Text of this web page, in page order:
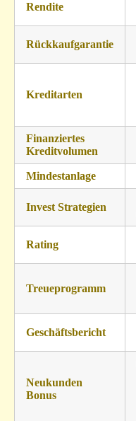
Rendite
Rückkaufgarantie
Kreditarten
Finanziertes
Kreditvolumen
Mindestanlage
Invest Strategien
Rating
Treueprogramm
Geschäftsbericht
Neukunden
Bonus